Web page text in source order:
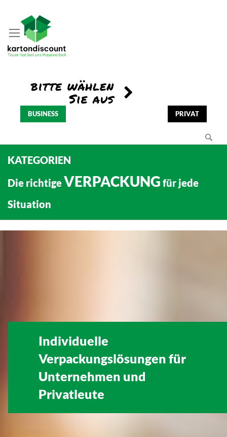
BUSINESS PRIVAT
KATEGORIEN
Die richtigeVERPACKUNG für jede
Situation
Individuelle
Verpackungslösungen für
Unternehmen und
Privatleute